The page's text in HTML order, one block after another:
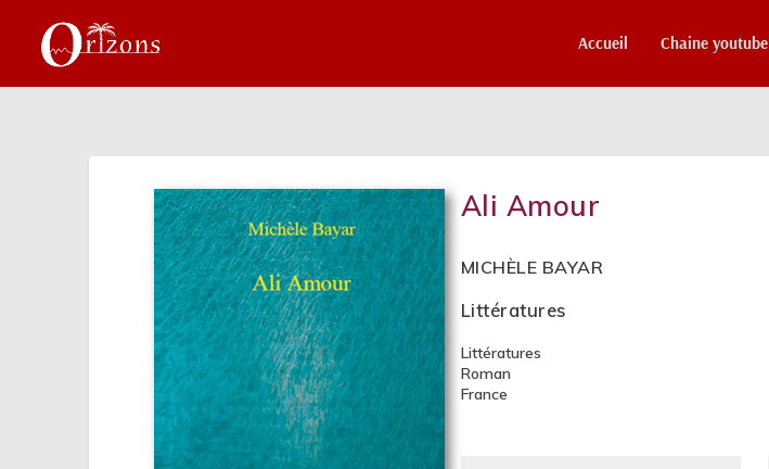
Accueil Chaine youtube
Ali Amour
MICHÈLE BAYAR
Littératures
Littératures
Roman
France